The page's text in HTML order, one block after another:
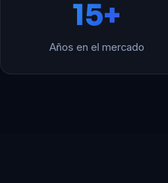
15+
Años en el mercado